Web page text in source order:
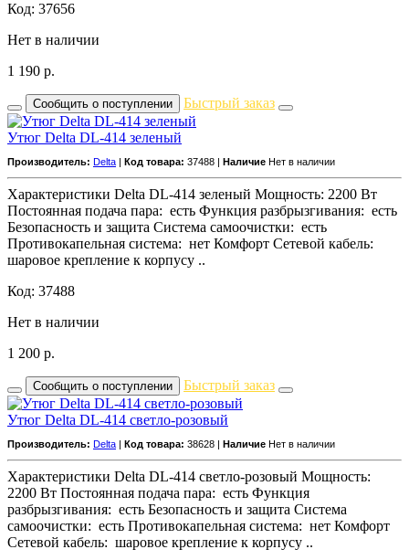
Код: 37656
Нет в наличии
1 190 р.
Сообщить о поступлении Быстрый заказ
Утюг Delta DL-414 зеленый
Производитель: Delta Код товара: 37488 | Наличие Нет в наличии
Характеристики Delta DL-414 зеленый Мощность: 2200 Вт
Постоянная подача пара: есть Функция разбрызгивания: есть
Безопасность и защита Система самоочистки: есть
Противокапельная система: нет Комфорт Сетевой кабель:
шаровое крепление к корпусу ..
Код: 37488
Нет в наличии
1 200 р.
Сообщить о поступлении Быстрый заказ
Утюг Delta DL-414 светло-розовый
Производитель: Delta Код товара: 38628 | Наличие Нет в наличии
Характеристики Delta DL-414 светло-розовый Мощность:
2200 Вт Постоянная подача пара: есть Функция
разбрызгивания: есть Безопасность и защита Система
самоочистки: есть Противокапельная система: нет Комфорт
Сетевой кабель: шаровое крепление к корпусу ..